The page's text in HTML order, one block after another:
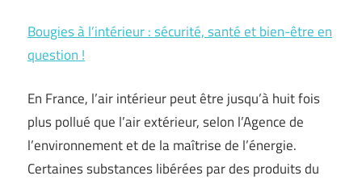
Bougies à l’intérieur : sécurité, santé et bien-être en
question !
En France, l’air intérieur peut être jusqu’à huit fois
plus pollué que l’air extérieur, selon l’Agence de
l’environnement et de la maîtrise de l’énergie.
Certaines substances libérées par des produits du